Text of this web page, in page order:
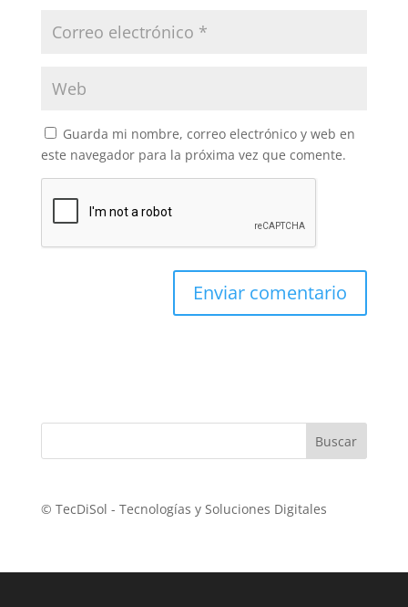
Guarda mi nombre, correo electrónico y web en
este navegador para la próxima vez que comente.
© TecDiSol - Tecnologías y Soluciones Digitales